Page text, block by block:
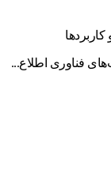
و کاربردها
فناوری اطلاع...